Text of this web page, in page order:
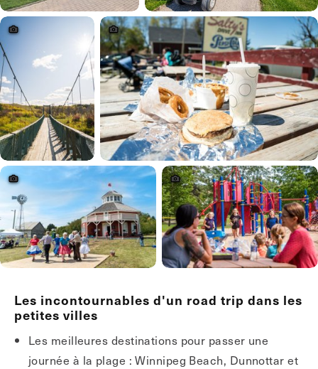
Les incontournables d'un road trip dans les
petites villes
Les meilleures destinations pour passer une
journée à la plage : Winnipeg Beach, Dunnottar et